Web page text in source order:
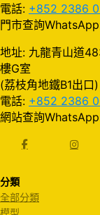
電話: +852 2386
門市查詢
地址: 九龍青山道
樓G室
(荔枝角地鐵B1出口)
電話: +852 2386
網站查詢
分類
全部分類